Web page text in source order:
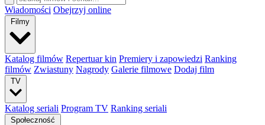
Wiadomości Obejrzyj online
Filmy
Katalog filmów Repertuar kin Premiery i zapowiedzi Ranking
filmów Zwiastuny Nagrody Galerie filmowe Dodaj film
TV
Katalog seriali Program TV Ranking seriali
Społeczność